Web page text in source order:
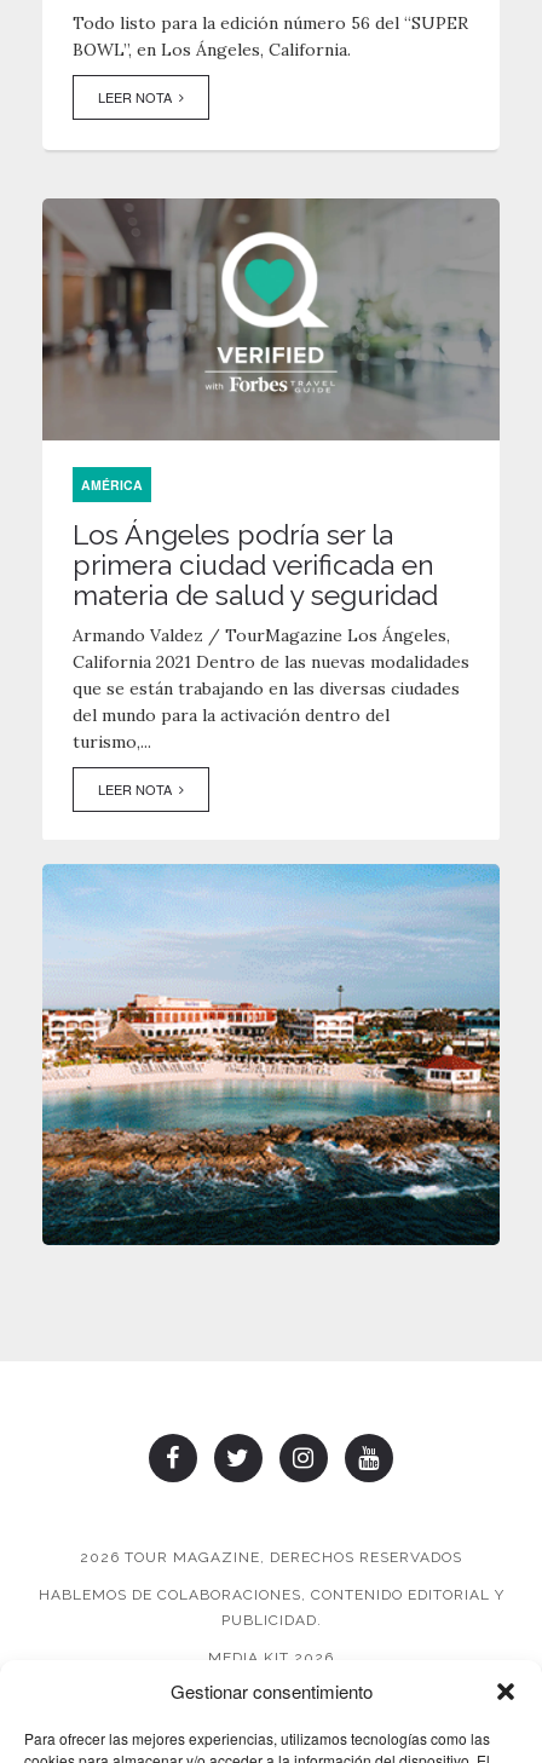
Gestionar consentimiento
Para ofrecer las mejores experiencias, utilizamos tecnologías como las
Todo listo para la edición número 56 del “SUPER
BOWL”, en Los Ángeles, California.
LEER NOTA
AMÉRICA
Los Ángeles podría ser la
primera ciudad verificada en
materia de salud y seguridad
Armando Valdez / TourMagazine Los Ángeles,
California 2021 Dentro de las nuevas modalidades
que se están trabajando en las diversas ciudades
del mundo para la activación dentro del
turismo,...
LEER NOTA
2026 TOUR MAGAZINE, DERECHOS RESERVADOS
HABLEMOS DE COLABORACIONES, CONTENIDO EDITORIAL Y
PUBLICIDAD.
MEDIA KIT 2026
AVISO DE PRIVACIDAD